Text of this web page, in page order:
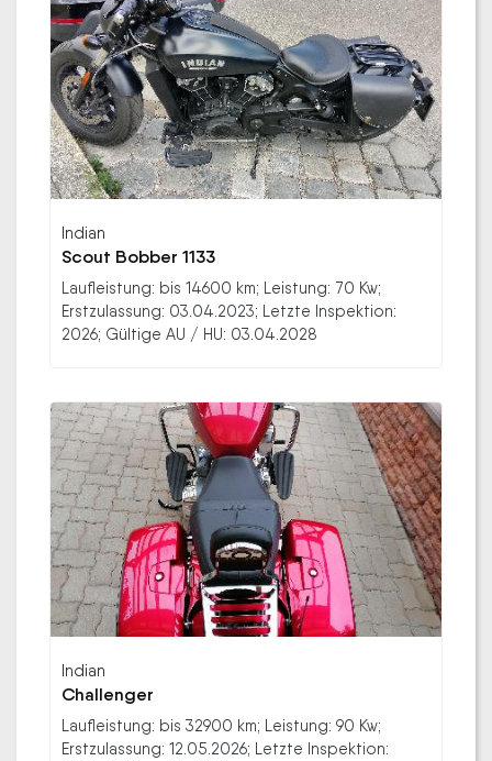
Indian
Scout Bobber 1133
Laufleistung: bis 14600 km; Leistung: 70 Kw;
Erstzulassung: 03.04.2023; Letzte Inspektion:
2026; Gültige AU / HU: 03.04.2028
Indian
Challenger
Laufleistung: bis 32900 km; Leistung: 90 Kw;
Erstzulassung: 12.05.2026; Letzte Inspektion: